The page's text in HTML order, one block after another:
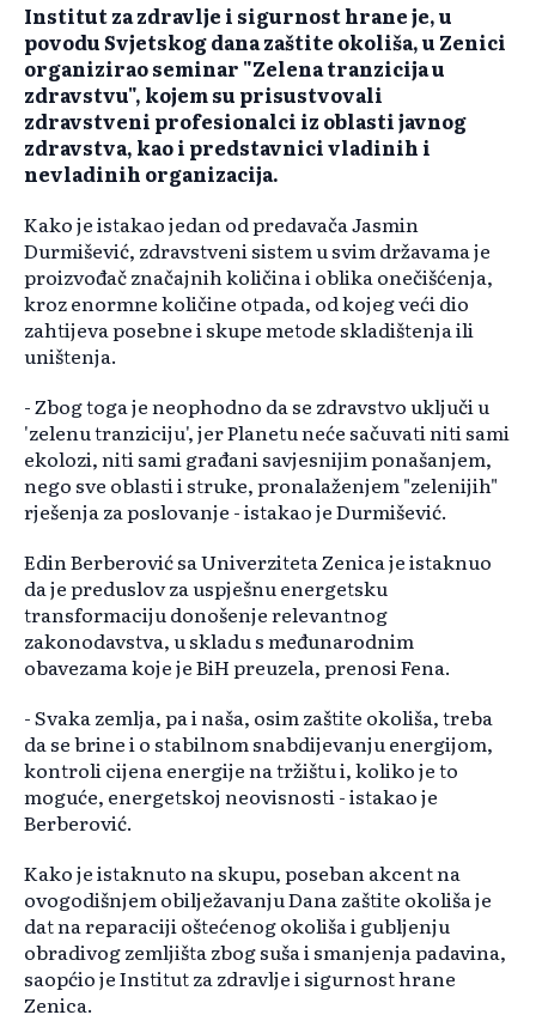
Institut za zdravlje i sigurnost hrane je, u
povodu Svjetskog dana zaštite okoliša, u Zenici
organizirao seminar "Zelena tranzicija u
zdravstvu", kojem su prisustvovali
zdravstveni profesionalci iz oblasti javnog
zdravstva, kao i predstavnici vladinih i
nevladinih organizacija.
Kako je istakao jedan od predavača Jasmin
Durmišević, zdravstveni sistem u svim državama je
proizvođač značajnih količina i oblika onečišćenja,
kroz enormne količine otpada, od kojeg veći dio
zahtijeva posebne i skupe metode skladištenja ili
uništenja.
- Zbog toga je neophodno da se zdravstvo uključi u
'zelenu tranziciju', jer Planetu neće sačuvati niti sami
ekolozi, niti sami građani savjesnijim ponašanjem,
nego sve oblasti i struke, pronalaženjem "zelenijih"
rješenja za poslovanje - istakao je Durmišević.
Edin Berberović sa Univerziteta Zenica je istaknuo
da je preduslov za uspješnu energetsku
transformaciju donošenje relevantnog
zakonodavstva, u skladu s međunarodnim
obavezama koje je BiH preuzela, prenosi Fena.
- Svaka zemlja, pa i naša, osim zaštite okoliša, treba
da se brine i o stabilnom snabdijevanju energijom,
kontroli cijena energije na tržištu i, koliko je to
moguće, energetskoj neovisnosti - istakao je
Berberović.
Kako je istaknuto na skupu, poseban akcent na
ovogodišnjem obilježavanju Dana zaštite okoliša je
dat na reparaciji oštećenog okoliša i gubljenju
obradivog zemljišta zbog suša i smanjenja padavina,
saopćio je Institut za zdravlje i sigurnost hrane
Zenica.